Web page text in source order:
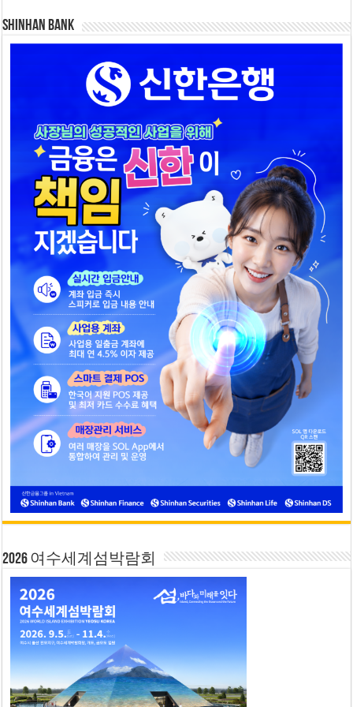
SHINHAN BANK
2026 여수세계섬박람회